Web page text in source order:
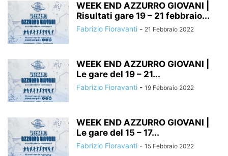
WEEK END AZZURRO GIOVANI |
Risultati gare 19 – 21 febbraio...
Fabrizio Fioravanti - 21 Febbraio 2022
WEEK END AZZURRO GIOVANI |
Le gare del 19 – 21...
Fabrizio Fioravanti - 19 Febbraio 2022
WEEK END AZZURRO GIOVANI |
Le gare del 15 – 17...
Fabrizio Fioravanti - 15 Febbraio 2022